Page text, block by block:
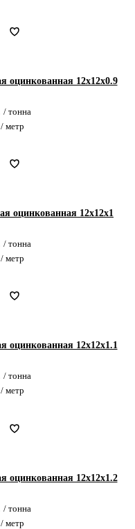
оцинкованная 12х12х0.9
/ тонна
/ метр
оцинкованная 12х12х1
/ тонна
/ метр
оцинкованная 12х12х1.1
/ тонна
/ метр
оцинкованная 12х12х1.2
/ тонна
/ метр